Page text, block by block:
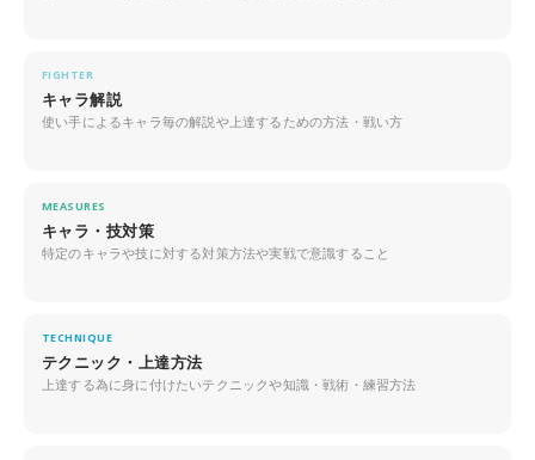
FIGHTER
キャラ解説
使い手によるキャラ毎の解説や上達するための方法・戦い方
MEASURES
キャラ・技対策
特定のキャラや技に対する対策方法や実戦で意識すること
TECHNIQUE
テクニック・上達方法
上達する為に身に付けたいテクニックや知識・戦術・練習方法